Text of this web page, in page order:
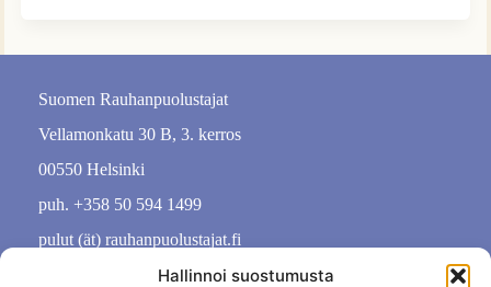
Hallinnoi suostumusta
Suomen Rauhanpuolustajat
Vellamonkatu 30 B, 3. kerros
00550 Helsinki
puh. +358 50 594 1499
pulut (ät) rauhanpuolustajat.fi